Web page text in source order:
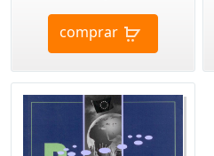
comprar